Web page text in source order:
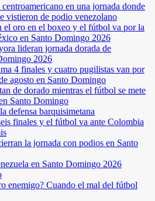
en una jornada donde
vistieron de podio venezolano
el oro en el boxeo y el fútbol va por la
en Santo Domingo 2026
lideran jornada dorada de
2026
4 finales y cuatro pugilistas van por
agosto en Santo Domingo
de dorado mientras el fútbol se mete
Santo Domingo
defensa barquisimetana
finales y el fútbol va ante Colombia
la jornada con podios en Santo
en Santo Domingo 2026
enemigo? Cuando el mal del fútbol